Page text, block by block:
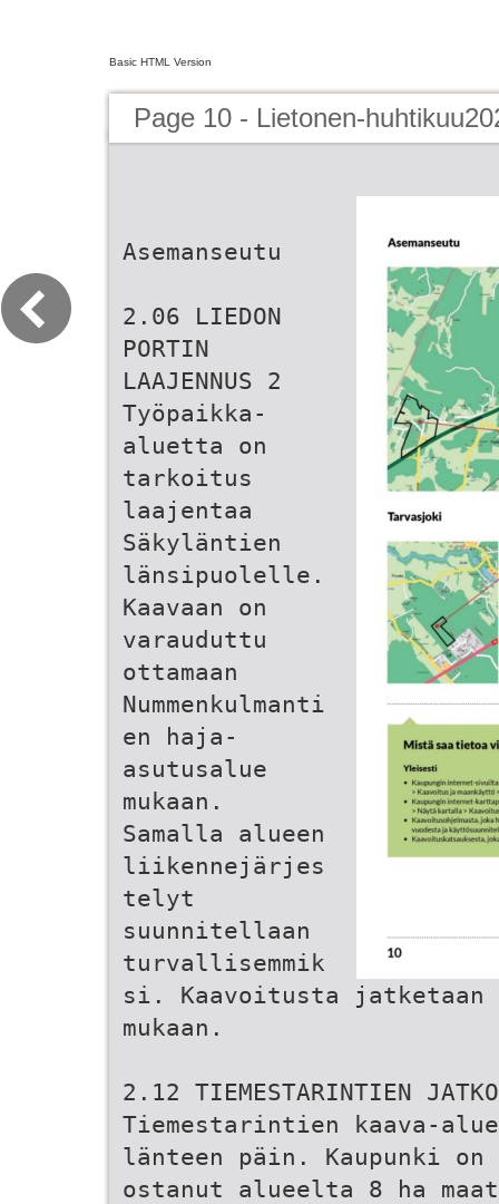
Basic HTML Version
Page 10 - Lietonen-
Asemanseutu
2.06 LIEDON
PORTIN
LAAJENNUS 2
Työpaikka-
aluetta on
tarkoitus
laajentaa
Säkyläntien
länsipuolelle.
Kaavaan on
varauduttu
ottamaan
Nummenkulmanti
en haja-
asutusalue
mukaan.
Samalla alueen
liikennejärjes
telyt
suunnitellaan
turvallisemmik
si. Kaavoitusta jatketaan
mukaan.
2.12 TIEMESTARINTIEN
Tiemestarintien kaava-
länteen päin. Kaupunki on
ostanut alueelta 8 ha